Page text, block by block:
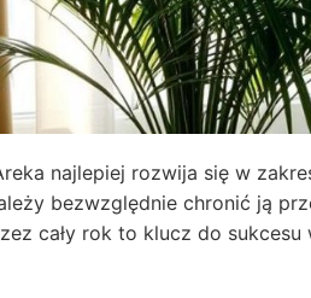
najlepiej rozwija się w
bezwzględnie chronić ją
cały rok to klucz do sukcesu